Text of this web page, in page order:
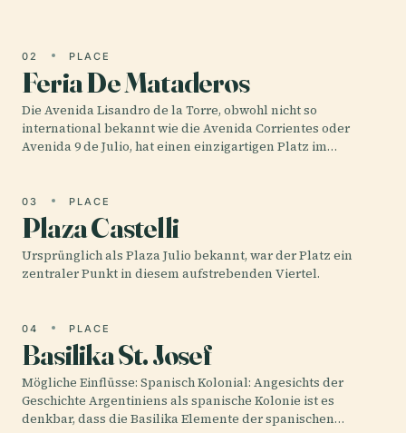
02 PLACE
Feria De Mataderos
Die Avenida Lisandro de la Torre, obwohl nicht so
international bekannt wie die Avenida Corrientes oder
Avenida 9 de Julio, hat einen einzigartigen Platz im…
03 PLACE
Plaza Castelli
Ursprünglich als Plaza Julio bekannt, war der Platz ein
zentraler Punkt in diesem aufstrebenden Viertel.
04 PLACE
Basilika St. Josef
Mögliche Einflüsse: Spanisch Kolonial: Angesichts der
Geschichte Argentiniens als spanische Kolonie ist es
denkbar, dass die Basilika Elemente der spanischen…